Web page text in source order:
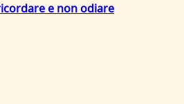
e non odiare